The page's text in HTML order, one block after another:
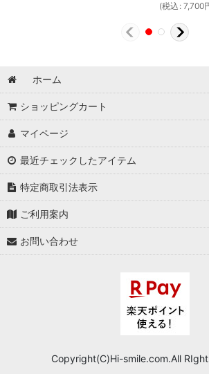
(税込 : 7,700
ホーム
ショッピングカート
マイページ
最近チェックしたアイテム
特定商取引法表示
ご利用案内
お問い合わせ
Copyright(C)Hi-smile.com.All